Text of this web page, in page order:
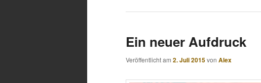
Ein neuer Aufdruck
Veröffentlicht am 2. Juli 2015von Alex